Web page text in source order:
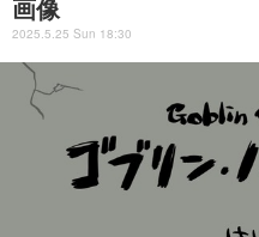
画像
2025.5.25 Sun 18:30